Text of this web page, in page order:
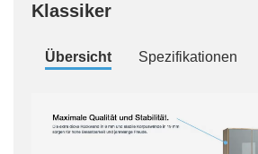
Klassiker
Übersicht Spezifikationen